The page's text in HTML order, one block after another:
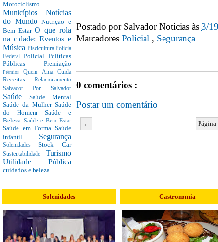
Motociclismo
Municípios Notícias
do MundoNutrição e
Bem EstarO que rola
na cidade: Eventos e
Música Piscicultura Policia
Federal Policial Políticas
Públicas Premiação
PrêmiosQuem Ama Cuida
Receitas Relacionamento
Salvador Por Salvador
Saúde Saúde Mental
Saúde da Mulher Saúde
do Homem Saúde e
Beleza Saúde e Bem Estar
Saúde em Forma Saúde
infantil Segurança
SolenidadesStock Car
Sustentabilidade Turismo
Utilidade Pública
cuidados e beleza
Postado por Salvador Noticias às 3/
Marcadores Policial , Segurança
0 comentários :
Postar um comentário
←
Solenidades Gastronomia